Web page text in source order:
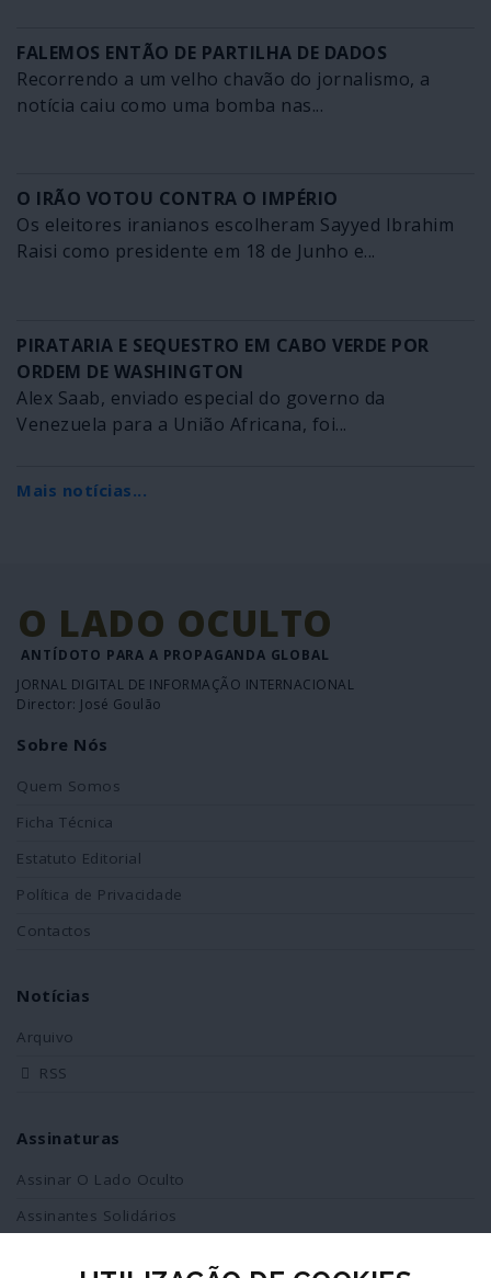
FALEMOS ENTÃO DE PARTILHA DE DADOS
Recorrendo a um velho chavão do jornalismo, a
notícia caiu como uma bomba nas...
O IRÃO VOTOU CONTRA O IMPÉRIO
Os eleitores iranianos escolheram Sayyed Ibrahim
Raisi como presidente em 18 de Junho e...
PIRATARIA E SEQUESTRO EM CABO VERDE POR
ORDEM DE WASHINGTON
Alex Saab, enviado especial do governo da
Venezuela para a União Africana, foi...
Mais notícias...
O LADO OCULTO
ANTÍDOTO PARA A PROPAGANDA GLOBAL
JORNAL DIGITAL DE INFORMAÇÃO INTERNACIONAL
Director: José Goulão
Sobre Nós
Quem Somos
Ficha Técnica
Estatuto Editorial
Política de Privacidade
Contactos
Notícias
Arquivo
RSS
Assinaturas
Assinar O Lado Oculto
Assinantes Solidários